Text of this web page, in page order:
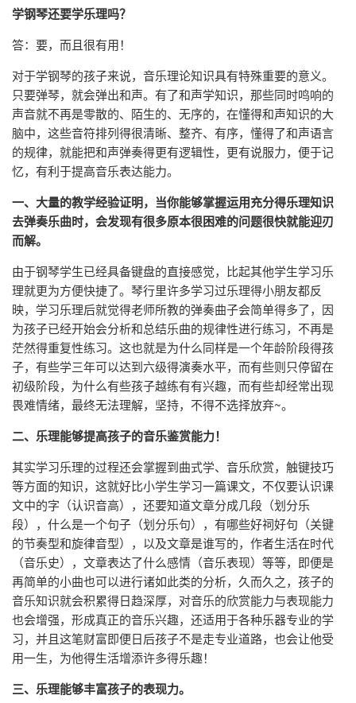
学钢琴还要学乐理吗？
答：要，而且很有用！
对于学钢琴的孩子来说，音乐理论知识具有特殊重要的意义。
只要弹琴，就会弹出和声。有了和声学知识，那些同时鸣响的
声音就不再是零散的、陌生的、无序的，在懂得和声知识的大
脑中，这些音符排列得很清晰、整齐、有序，懂得了和声语言
的规律，就能把和声弹奏得更有逻辑性，更有说服力，便于记
忆，有利于提高音乐表达能力。
一、大量的教学经验证明，当你能够掌握运用充分得乐理知识
去弹奏乐曲时，会发现有很多原本很困难的问题很快就能迎刃
而解。
由于钢琴学生已经具备键盘的直接感觉，比起其他学生学习乐
理就更为方便快捷了。琴行里许多学习过乐理得小朋友都反
映，学习乐理后就觉得老师所教的弹奏曲子会简单得多了，因
为孩子已经开始会分析和总结乐曲的规律性进行练习，不再是
茫然得重复性练习。这也就是为什么同样是一个年龄阶段得孩
子，有些学三年可以达到六级得演奏水平，而有些则只停留在
初级阶段，为什么有些孩子越练有有兴趣，而有些却经常出现
畏难情绪，最终无法理解，坚持，不得不选择放弃~。
二、乐理能够提高孩子的音乐鉴赏能力！
其实学习乐理的过程还会掌握到曲式学、音乐欣赏，触键技巧
等方面的知识，这就好比小学生学习一篇课文，不仅要认识课
文中的字（认识音高），还要知道文章分成几段（划分乐
段），什么是一个句子（划分乐句），有哪些好祠好句（关键
的节奏型和旋律音型），以及文章是谁写的，作者生活在时代
（音乐史），文章表达了什么感情（音乐表现）等等，即便是
再简单的小曲也可以进行诸如此类的分析，久而久之，孩子的
音乐知识就会积累得日趋深厚，对音乐的欣赏能力与表现能力
也会增强，形成真正的音乐兴趣，还适用于各种乐器专业的学
习，并且这笔财富即便日后孩子不是走专业道路，也会让他受
用一生，为他得生活增添许多得乐趣！
三、乐理能够丰富孩子的表现力。